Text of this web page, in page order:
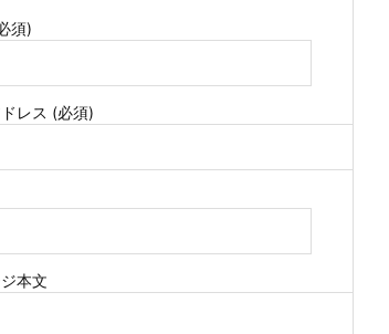
須)
レス (必須)
本文